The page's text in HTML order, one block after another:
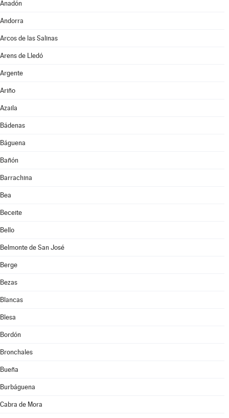
Anadón
Andorra
Arcos de las Salinas
Arens de Lledó
Argente
Ariño
Azaila
Bádenas
Báguena
Bañón
Barrachina
Bea
Beceite
Bello
Belmonte de San José
Berge
Bezas
Blancas
Blesa
Bordón
Bronchales
Bueña
Burbáguena
Cabra de Mora